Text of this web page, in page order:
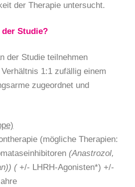
der Therapie untersucht.
Studie?
der Studie teilnehmen
1:1 zufällig einem
zugeordnet und
(mögliche Therapien:
(Anastrozol,
(+/- LHRH-Agonisten*) +/-